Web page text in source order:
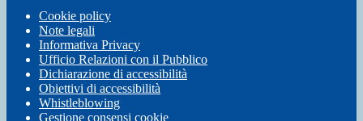
Cookie policy
Note legali
Informativa Privacy
Ufficio Relazioni con il Pubblico
Dichiarazione di accessibilità
Obiettivi di accessibilità
Whistleblowing
Gestione consensi cookie